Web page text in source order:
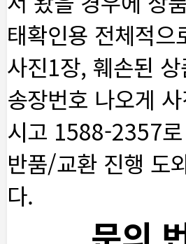
태확인용 전체적으
사진1장, 훼손된
송장번호 나오게
시고 1588-2357로
반품/교환 진행 도
다.